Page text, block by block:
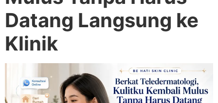
Datang Langsung ke
Klinik